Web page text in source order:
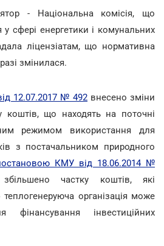
- Національна комісія, що
сфері енергетики і комунальних
ліцензіатам, що нормативна
змінилася.
12.07.2017 № 492 внесено зміни
коштів, що находять на поточні
режимом використання для
з постачальником природного
КМУ від 18.06.2014 №
частку коштів, які
організація може
фінансування інвестиційних